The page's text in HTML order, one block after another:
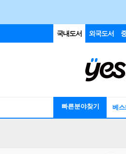
국내도서 외국도서
빠른분야찾기 베스